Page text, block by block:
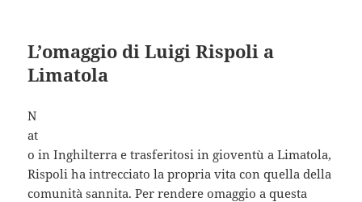
L’omaggio di Luigi Rispoli a
Limatola
N
at
o in Inghilterra e trasferitosi in gioventù a Limatola,
Rispoli ha intrecciato la propria vita con quella della
comunità sannita. Per rendere omaggio a questa